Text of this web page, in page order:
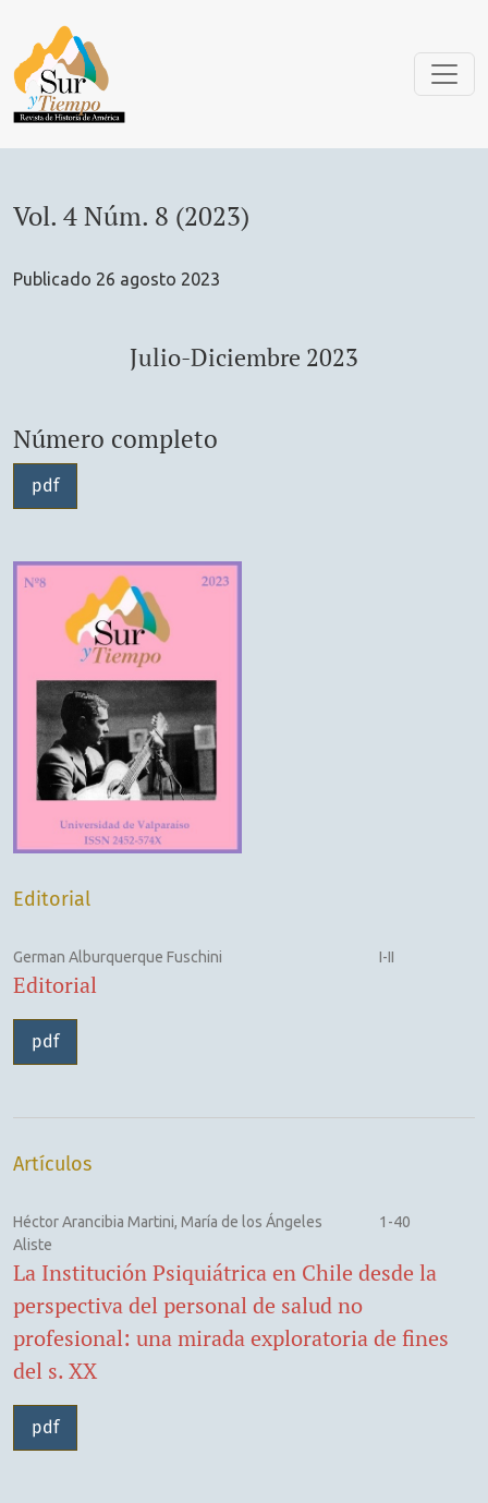
Vol. 4 Núm. 8 (2023)
Publicado 26 agosto 2023
Julio-Diciembre 2023
Número completo
pdf
Editorial
German Alburquerque Fuschini I-II
Editorial
pdf
Artículos
Héctor Arancibia Martini, María de los Ángeles
Aliste
1-40
La Institución Psiquiátrica en Chile desde la
perspectiva del personal de salud no
profesional: una mirada exploratoria de fines
del s. XX
pdf